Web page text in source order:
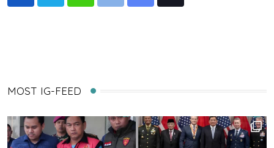
MOST IG-FEED